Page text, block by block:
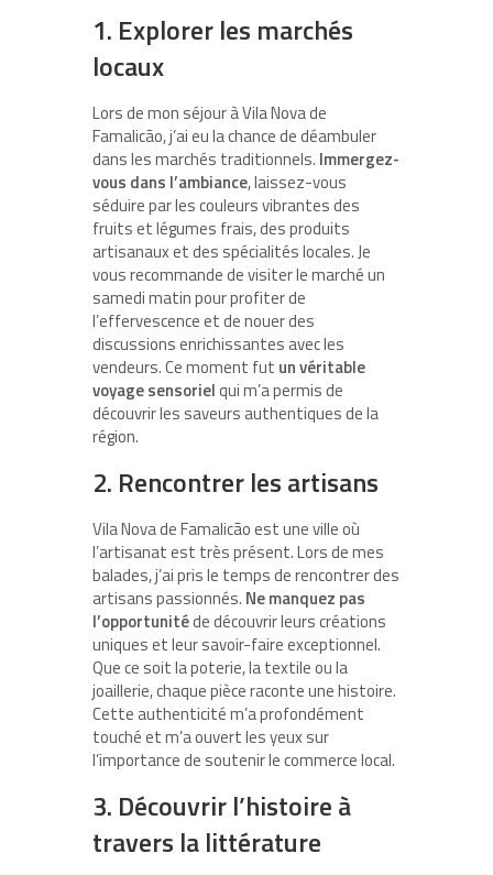
1. Explorer les marchés
locaux
Lors de mon séjour à Vila Nova de
Famalicão, j’ai eu la chance de déambuler
dans les marchés traditionnels. Immergez-
vous dans l’ambiance, laissez-vous
séduire par les couleurs vibrantes des
fruits et légumes frais, des produits
artisanaux et des spécialités locales. Je
vous recommande de visiter le marché un
samedi matin pour profiter de
l’effervescence et de nouer des
discussions enrichissantes avec les
vendeurs. Ce moment fut un véritable
voyage sensorielqui m’a permis de
découvrir les saveurs authentiques de la
région.
2. Rencontrer les artisans
Vila Nova de Famalicão est une ville où
l’artisanat est très présent. Lors de mes
balades, j’ai pris le temps de rencontrer des
artisans passionnés. Ne manquez pas
l’opportunitéde découvrir leurs créations
uniques et leur savoir-faire exceptionnel.
Que ce soit la poterie, la textile ou la
joaillerie, chaque pièce raconte une histoire.
Cette authenticité m’a profondément
touché et m’a ouvert les yeux sur
l’importance de soutenir le commerce local.
3. Découvrir l’histoire à
travers la littérature